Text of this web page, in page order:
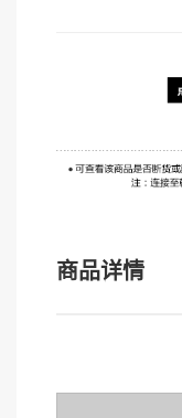
商品详情